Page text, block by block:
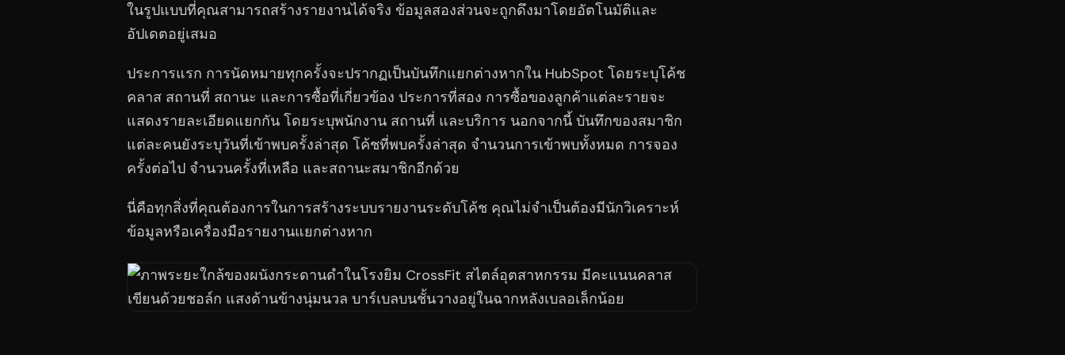
ในรูปแบบที่คุณสามารถสร้างรายงานได้จริง ข้อมูลสองส่วนจะถูกดึงมาโดยอัตโนมัติและ
อัปเดตอยู่เสมอ
ประการแรก การนัดหมายทุกครั้งจะปรากฏเป็นบันทึกแยกต่างหากใน HubSpot โดยระบุโค้ช
คลาส สถานที่ สถานะ และการซื้อที่เกี่ยวข้อง ประการที่สอง การซื้อของลูกค้าแต่ละรายจะ
แสดงรายละเอียดแยกกัน โดยระบุพนักงาน สถานที่ และบริการ นอกจากนี้ บันทึกของสมาชิก
แต่ละคนยังระบุวันที่เข้าพบครั้งล่าสุด โค้ชที่พบครั้งล่าสุด จำนวนการเข้าพบทั้งหมด การจอง
ครั้งต่อไป จำนวนครั้งที่เหลือ และสถานะสมาชิกอีกด้วย
นี่คือทุกสิ่งที่คุณต้องการในการสร้างระบบรายงานระดับโค้ช คุณไม่จำเป็นต้องมีนักวิเคราะห์
ข้อมูลหรือเครื่องมือรายงานแยกต่างหาก